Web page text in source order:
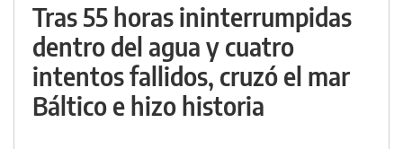
Tras 55 horas ininterrumpidas
dentro del agua y cuatro
intentos fallidos, cruzó el mar
Báltico e hizo historia